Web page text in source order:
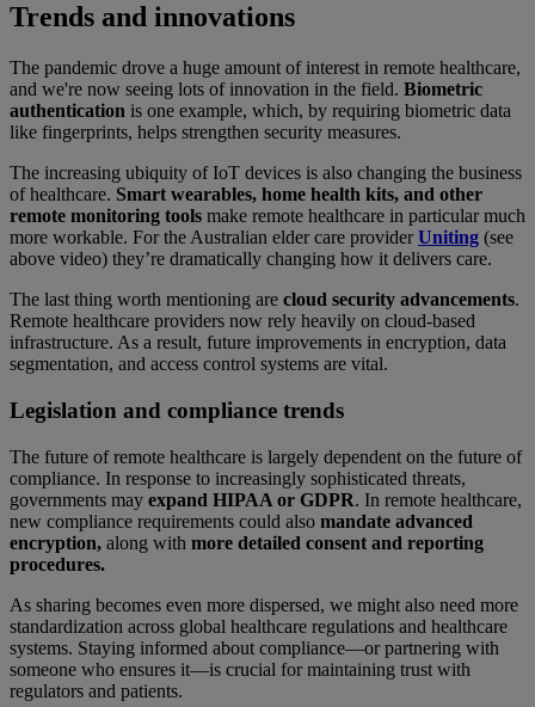
Trends and innovations
The pandemic drove a huge amount of interest in remote healthcare,
and we're now seeing lots of innovation in the field. Biometric
authentication is one example, which, by requiring biometric data
like fingerprints, helps strengthen security measures.
The increasing ubiquity of IoT devices is also changing the business
of healthcare. Smart wearables, home health kits, and other
remote monitoring tools make remote healthcare in particular much
more workable. For the Australian elder care provider Uniting (see
above video) they’re dramatically changing how it delivers care.
The last thing worth mentioning are cloud security advancements.
Remote healthcare providers now rely heavily on cloud-based
infrastructure. As a result, future improvements in encryption, data
segmentation, and access control systems are vital.
Legislation and compliance trends
The future of remote healthcare is largely dependent on the future of
compliance. In response to increasingly sophisticated threats,
governments may expand HIPAA or GDPR. In remote healthcare,
new compliance requirements could also mandate advanced
encryption, along with more detailed consent and reporting
procedures.
As sharing becomes even more dispersed, we might also need more
standardization across global healthcare regulations and healthcare
systems. Staying informed about compliance—or partnering with
someone who ensures it—is crucial for maintaining trust with
regulators and patients.